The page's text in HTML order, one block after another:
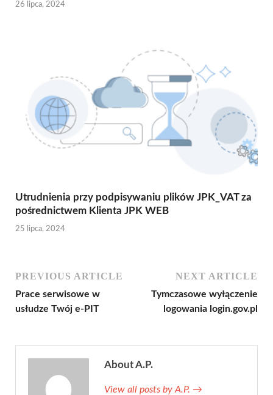
26 lipca, 2024
Utrudnienia przy podpisywaniu plików JPK_VAT za
pośrednictwem Klienta JPK WEB
25 lipca, 2024
PREVIOUS ARTICLE
Prace serwisowe w
usłudze Twój e-PIT
NEXT ARTICLE
Tymczasowe wyłączenie
logowania login.gov.pl
About A.P.
View all posts by A.P. →